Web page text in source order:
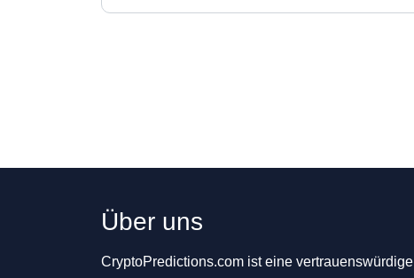
Über uns
CryptoPredictions.com ist eine vertrauenswürdige